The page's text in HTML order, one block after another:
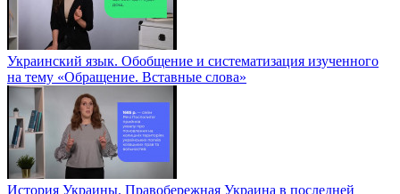
Украинский язык. Обобщение и систематизация изученного
на тему «Обращение. Вставные слова»
История Украины. Правобережная Украина в последней